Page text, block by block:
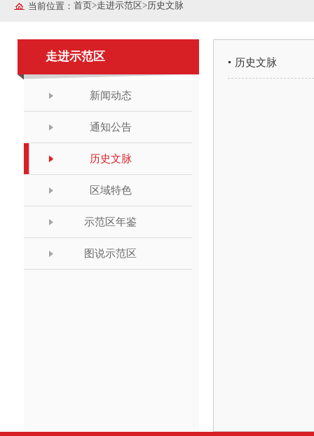
当前位置： 首页>走进示范区>历史文脉
走进示范区
新闻动态
通知公告
历史文脉
区域特色
示范区年鉴
图说示范区
历史文脉